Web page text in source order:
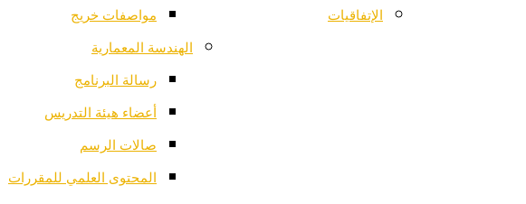
الإتفاقيات مواصفات خريج
الهندسة المعمارية
رسالة البرنامج
أعضاء هيئة التدريس
صالات الرسم
المحتوى العلمي للمقررات